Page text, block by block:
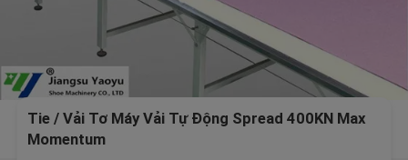
Tie / Vải Tơ Máy Vải Tự Động Spread 400KN Max
Momentum